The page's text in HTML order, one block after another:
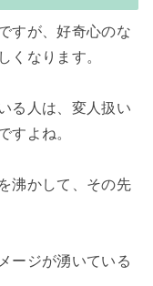
すが、好奇心のな
くなります。
る人は、変人扱い
すよね。
沸かして、その先
ージが湧いている